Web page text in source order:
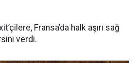
Fransa’da halk aşırı sağ
verdi.